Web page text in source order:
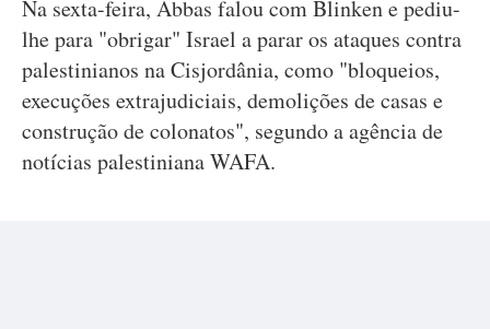
Na sexta-feira, Abbas falou com Blinken e pediu-
lhe para "obrigar" Israel a parar os ataques contra
palestinianos na Cisjordânia, como "bloqueios,
execuções extrajudiciais, demolições de casas e
construção de colonatos", segundo a agência de
notícias palestiniana WAFA.